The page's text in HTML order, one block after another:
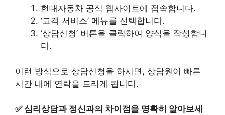
현대자동차 공식 웹사이트에 접속합니다.
‘고객 서비스’ 메뉴를 선택합니다.
‘상담신청’ 버튼을 클릭하여 양식을 작성합니
다.
이런 방식으로 상담신청을 하시면, 상담원이 빠른
시간 내에 연락을 드리게 됩니다.
✅ 심리상담과 정신과의 차이점을 명확히 알아보세